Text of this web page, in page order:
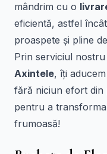
mândrim cu o
eficientă, astfel
proaspete și pline
Prin serviciul nostru
Axintele, îți
fără niciun efort din
pentru a
frumoasă!